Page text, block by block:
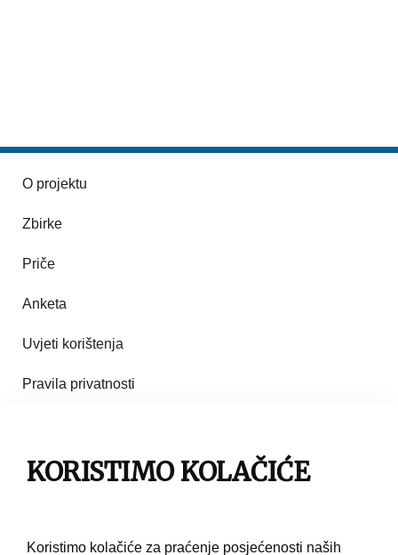
O projektu
Zbirke
Priče
Anketa
Uvjeti korištenja
Pravila privatnosti
Pravila korištenja
KORISTIMO KOLAČIĆE
Koristimo kolačiće za praćenje posjećenosti naših